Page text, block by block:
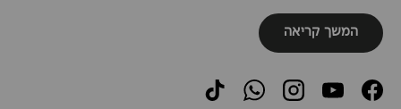
המשך קריאה
Facebook
YouTube
Instagram
WhatsApp
TikTok